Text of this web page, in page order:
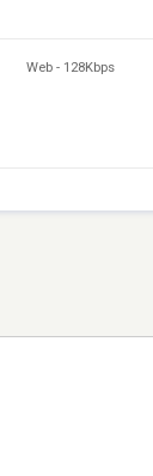
Web - 128Kbps